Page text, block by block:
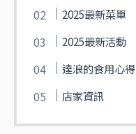
2025最新菜單
2025最新活動
達浪的食用心得
店家資訊